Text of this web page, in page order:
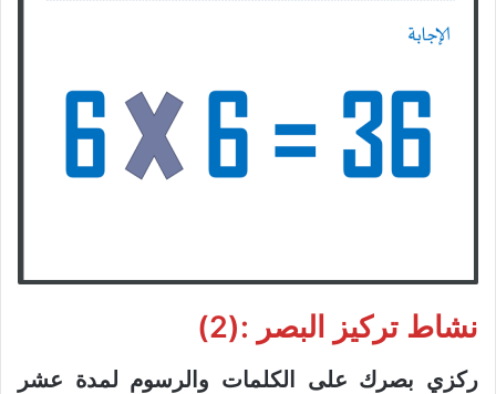
نشاط تركيز البصر :(2)
ركزي بصرك على الكلمات والرسوم لمدة عشر